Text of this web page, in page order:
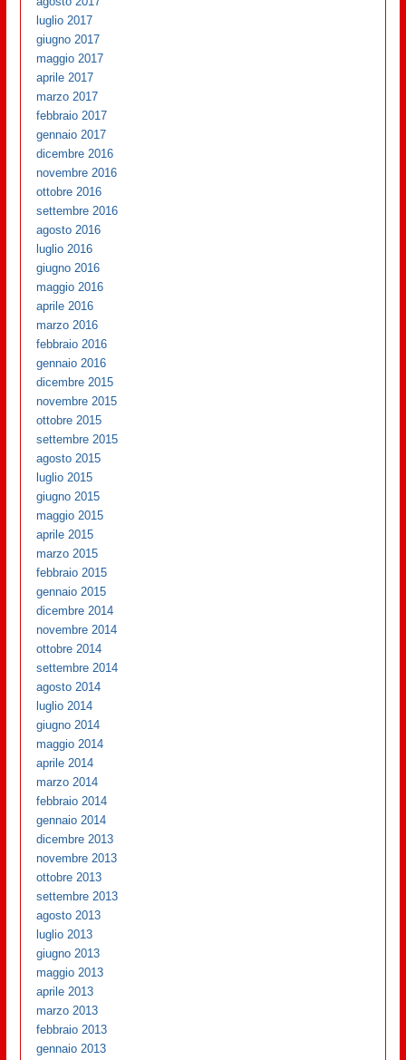
luglio 2017
giugno 2017
maggio 2017
aprile 2017
marzo 2017
febbraio 2017
gennaio 2017
dicembre 2016
novembre 2016
ottobre 2016
settembre 2016
agosto 2016
luglio 2016
giugno 2016
maggio 2016
aprile 2016
marzo 2016
febbraio 2016
gennaio 2016
dicembre 2015
novembre 2015
ottobre 2015
settembre 2015
agosto 2015
luglio 2015
giugno 2015
maggio 2015
aprile 2015
marzo 2015
febbraio 2015
gennaio 2015
dicembre 2014
novembre 2014
ottobre 2014
settembre 2014
agosto 2014
luglio 2014
giugno 2014
maggio 2014
aprile 2014
marzo 2014
febbraio 2014
gennaio 2014
dicembre 2013
novembre 2013
ottobre 2013
settembre 2013
agosto 2013
luglio 2013
giugno 2013
maggio 2013
aprile 2013
marzo 2013
febbraio 2013
gennaio 2013